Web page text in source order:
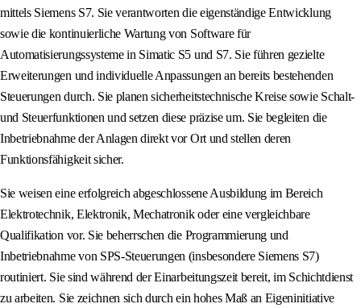
mittels Siemens S7. Sie verantworten die eigenständige Entwicklung
sowie die kontinuierliche Wartung von Software für
Automatisierungssysteme in Simatic S5 und S7. Sie führen gezielte
Erweiterungen und individuelle Anpassungen an bereits bestehenden
Steuerungen durch. Sie planen sicherheitstechnische Kreise sowie Schalt-
und Steuerfunktionen und setzen diese präzise um. Sie begleiten die
Inbetriebnahme der Anlagen direkt vor Ort und stellen deren
Funktionsfähigkeit sicher.
Sie weisen eine erfolgreich abgeschlossene Ausbildung im Bereich
Elektrotechnik, Elektronik, Mechatronik oder eine vergleichbare
Qualifikation vor. Sie beherrschen die Programmierung und
Inbetriebnahme von SPS-Steuerungen (insbesondere Siemens S7)
routiniert. Sie sind während der Einarbeitungszeit bereit, im Schichtdienst
zu arbeiten. Sie zeichnen sich durch ein hohes Maß an Eigeninitiative